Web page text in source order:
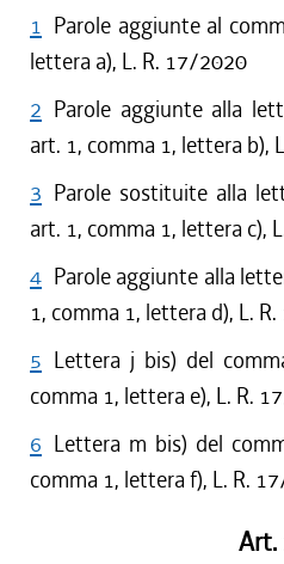
1 Parole aggiunte al
lettera a), L. R. 17/2020
2 Parole aggiunte alla
art. 1, comma 1, lettera b),
3 Parole sostituite alla
art. 1, comma 1, lettera c),
4 Parole aggiunte alla
1, comma 1, lettera d), L.
5 Lettera j bis) del
comma 1, lettera e), L. R.
6 Lettera m bis) del
comma 1, lettera f), L. R.
Art.